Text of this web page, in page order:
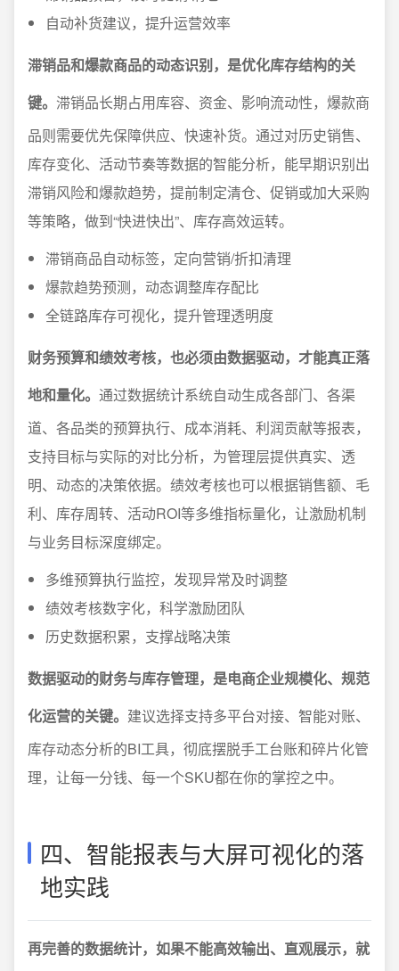
自动补货建议，提升运营效率
滞销品和爆款商品的动态识别，是优化库存结构的关
键。 滞销品长期占用库容、资金、影响流动性，爆款商
品则需要优先保障供应、快速补货。通过对历史销售、
库存变化、活动节奏等数据的智能分析，能早期识别出
滞销风险和爆款趋势，提前制定清仓、促销或加大采购
等策略，做到“快进快出”、库存高效运转。
滞销商品自动标签，定向营销/折扣清理
爆款趋势预测，动态调整库存配比
全链路库存可视化，提升管理透明度
财务预算和绩效考核，也必须由数据驱动，才能真正落
地和量化。 通过数据统计系统自动生成各部门、各渠
道、各品类的预算执行、成本消耗、利润贡献等报表，
支持目标与实际的对比分析，为管理层提供真实、透
明、动态的决策依据。绩效考核也可以根据销售额、毛
利、库存周转、活动ROI等多维指标量化，让激励机制
与业务目标深度绑定。
多维预算执行监控，发现异常及时调整
绩效考核数字化，科学激励团队
历史数据积累，支撑战略决策
数据驱动的财务与库存管理，是电商企业规模化、规范
化运营的关键。 建议选择支持多平台对接、智能对账、
库存动态分析的BI工具，彻底摆脱手工台账和碎片化管
理，让每一分钱、每一个SKU都在你的掌控之中。
四、智能报表与大屏可视化的落
地实践
再完善的数据统计，如果不能高效输出、直观展示，就